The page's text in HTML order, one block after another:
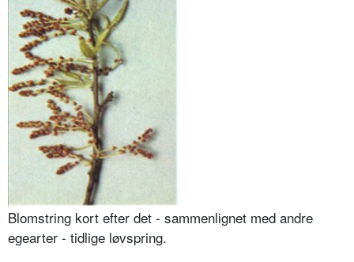
Blomstring kort efter det - sammenlignet med andre
egearter - tidlige løvspring.